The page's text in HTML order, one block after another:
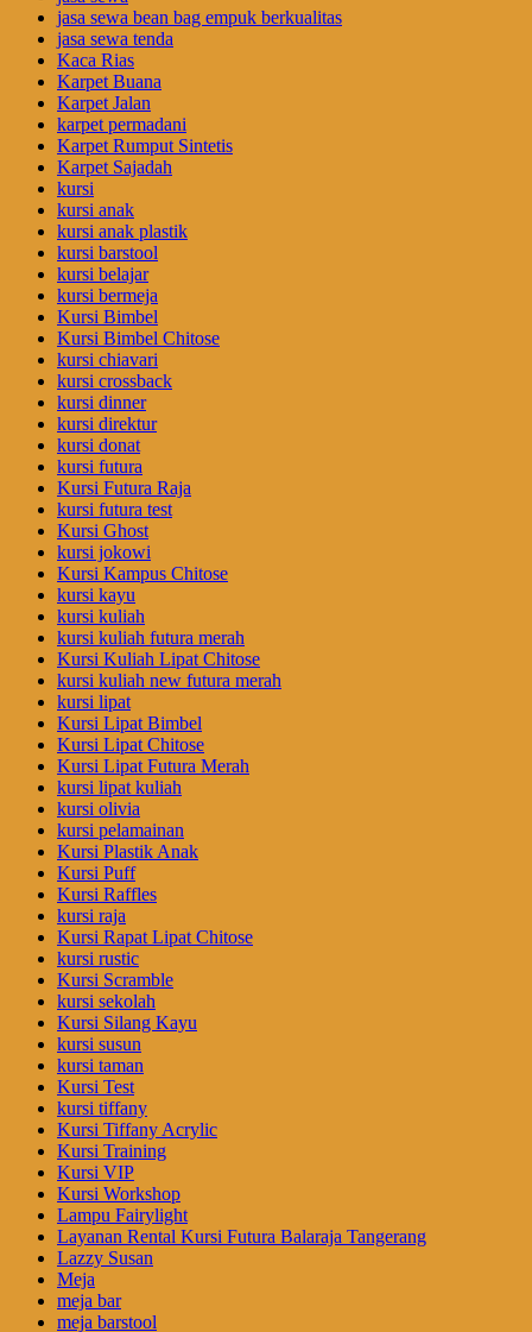
jasa sewa bean bag empuk berkualitas
jasa sewa tenda
Kaca Rias
Karpet Buana
Karpet Jalan
karpet permadani
Karpet Rumput Sintetis
Karpet Sajadah
kursi
kursi anak
kursi anak plastik
kursi barstool
kursi belajar
kursi bermeja
Kursi Bimbel
Kursi Bimbel Chitose
kursi chiavari
kursi crossback
kursi dinner
kursi direktur
kursi donat
kursi futura
Kursi Futura Raja
kursi futura test
Kursi Ghost
kursi jokowi
Kursi Kampus Chitose
kursi kayu
kursi kuliah
kursi kuliah futura merah
Kursi Kuliah Lipat Chitose
kursi kuliah new futura merah
kursi lipat
Kursi Lipat Bimbel
Kursi Lipat Chitose
Kursi Lipat Futura Merah
kursi lipat kuliah
kursi olivia
kursi pelamainan
Kursi Plastik Anak
Kursi Puff
Kursi Raffles
kursi raja
Kursi Rapat Lipat Chitose
kursi rustic
Kursi Scramble
kursi sekolah
Kursi Silang Kayu
kursi susun
kursi taman
Kursi Test
kursi tiffany
Kursi Tiffany Acrylic
Kursi Training
Kursi VIP
Kursi Workshop
Lampu Fairylight
Layanan Rental Kursi Futura Balaraja Tangerang
Lazzy Susan
Meja
meja bar
meja barstool